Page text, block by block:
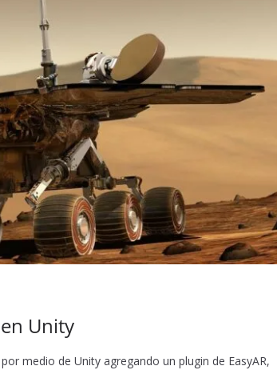
Unity
medio de Unity agregando un plugin de EasyAR,